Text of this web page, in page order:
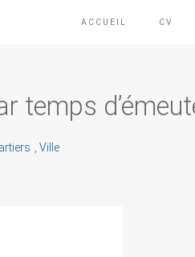
ACCUEIL CV
temps
Ville